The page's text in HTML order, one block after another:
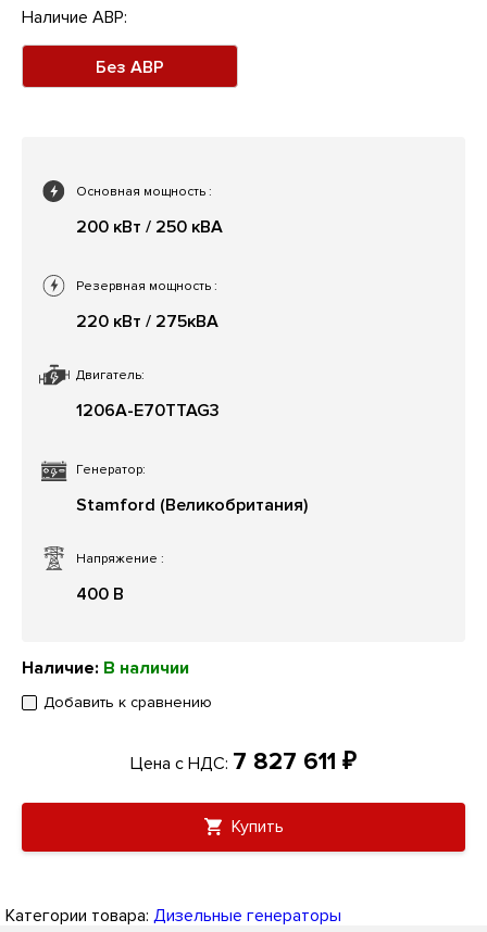
Наличие АВР:
Без АВР
Основная мощность :
200 кВт / 250 кВА
Двигатель:
1206A-E70TTAG3
Напряжение :
400 В
Резервная мощность :
220 кВт / 275кВА
Генератор:
Stamford (Великобритания)
Наличие: В наличии
Добавить к сравнению
Цена с НДС: 7 827 611 ₽
Купить
Категории товара: Дизельные генераторы